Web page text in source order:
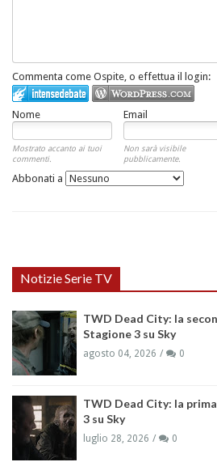
Commenta come Ospite, o effettua il login:
Nome Email
Mostrato accanto ai tuoi
commenti.
Non sarà visibile
pubblicamente.
Abbonati a
Notizie Serie TV
TWD Dead City: la
Stagione 3 su Sky
agosto 04, 2026 0
TWD Dead City: la
3 su Sky
luglio 28, 2026 0